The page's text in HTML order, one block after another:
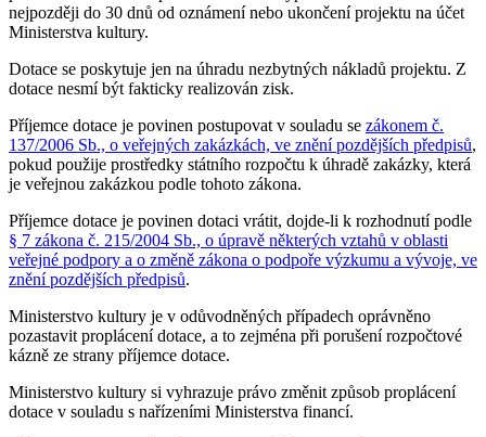
nejpozději do 30 dnů od oznámení nebo ukončení projektu na účet
Ministerstva kultury.
Dotace se poskytuje jen na úhradu nezbytných nákladů projektu. Z
dotace nesmí být fakticky realizován zisk.
Příjemce dotace je povinen postupovat v souladu se zákonem č.
137/2006 Sb., o veřejných zakázkách, ve znění pozdějších předpisů,
pokud použije prostředky státního rozpočtu k úhradě zakázky, která
je veřejnou zakázkou podle tohoto zákona.
Příjemce dotace je povinen dotaci vrátit, dojde-li k rozhodnutí podle
§ 7 zákona č. 215/2004 Sb., o úpravě některých vztahů v oblasti
veřejné podpory a o změně zákona o podpoře výzkumu a vývoje, ve
znění pozdějších předpisů.
Ministerstvo kultury je v odůvodněných případech oprávněno
pozastavit proplácení dotace, a to zejména při porušení rozpočtové
kázně ze strany příjemce dotace.
Ministerstvo kultury si vyhrazuje právo změnit způsob proplácení
dotace v souladu s nařízeními Ministerstva financí.